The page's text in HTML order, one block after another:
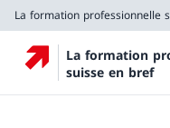
La formation professionnelle
La formation
suisse en bref